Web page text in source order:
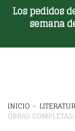
Los pedidos
semana
INICIO »
OBRAS